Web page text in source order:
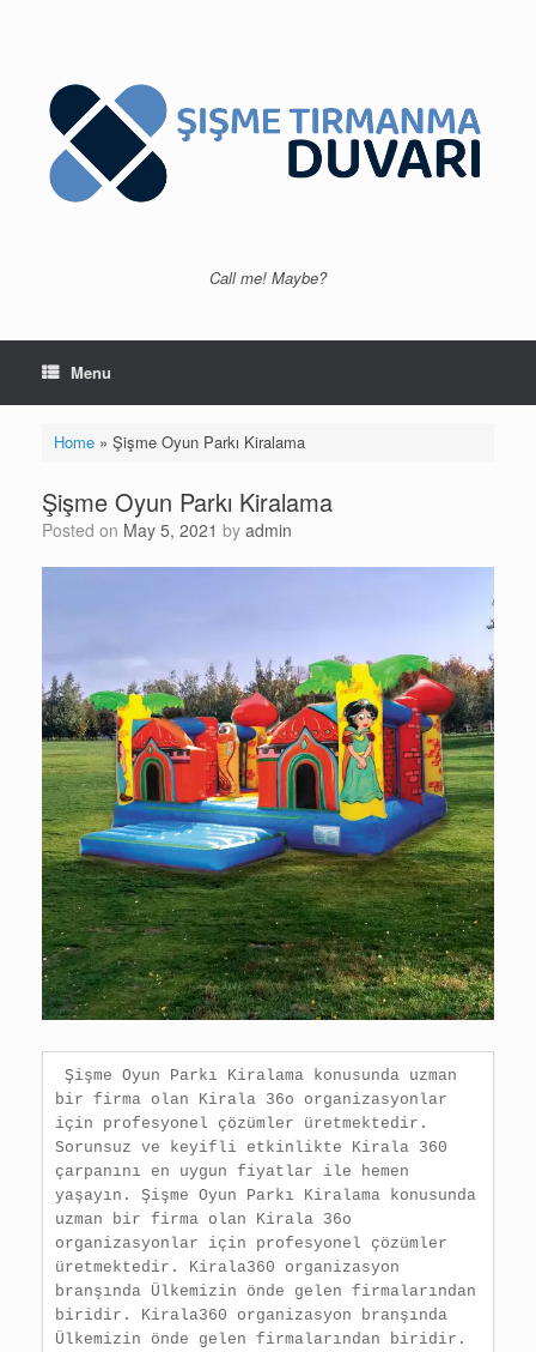
Call me! Maybe?
Menu
Home» Şişme Oyun Parkı Kiralama
Şişme Oyun Parkı Kiralama
Posted on May 5, 2021 by admin
bir firma olan Kirala 36o organizasyonlar
için profesyonel çözümler üretmektedir.
Sorunsuz ve keyifli etkinlikte Kirala 360
çarpanını en uygun fiyatlar ile hemen
yaşayın. Şişme Oyun Parkı Kiralama konusunda
uzman bir firma olan Kirala 36o
organizasyonlar için profesyonel çözümler
üretmektedir. Kirala360 organizasyon
branşında Ülkemizin önde gelen firmalarından
biridir. Kirala360 organizasyon branşında
Ülkemizin önde gelen firmalarından biridir.